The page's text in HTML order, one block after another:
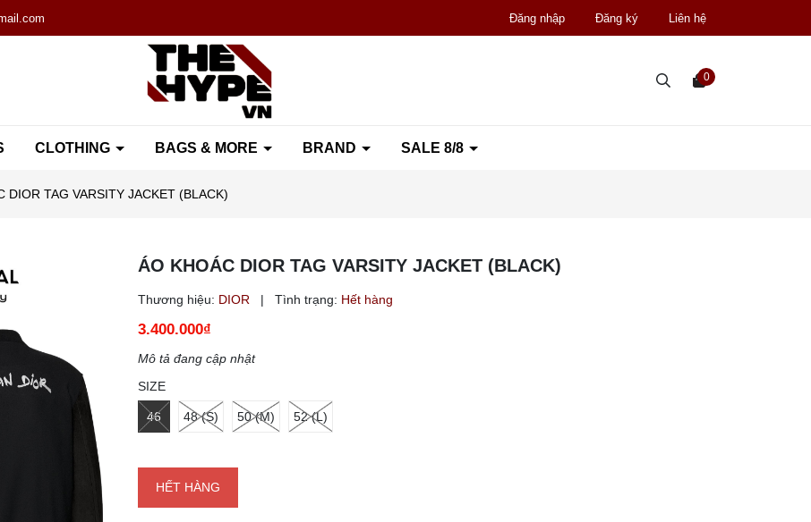
Đăng nhập Đăng ký Liên hệ
CLOTHING BAGS & MORE BRAND SALE 8/8
0
DIOR TAG VARSITY JACKET (BLACK)
ÁO KHOÁC DIOR TAG VARSITY JACKET (BLACK)
Thương hiệu: DIOR | Tình trạng: Hết hàng
3.400.000₫
Mô tả đang cập nhật
SIZE
46 48 (S) 50 (M) 52 (L)
HẾT HÀNG